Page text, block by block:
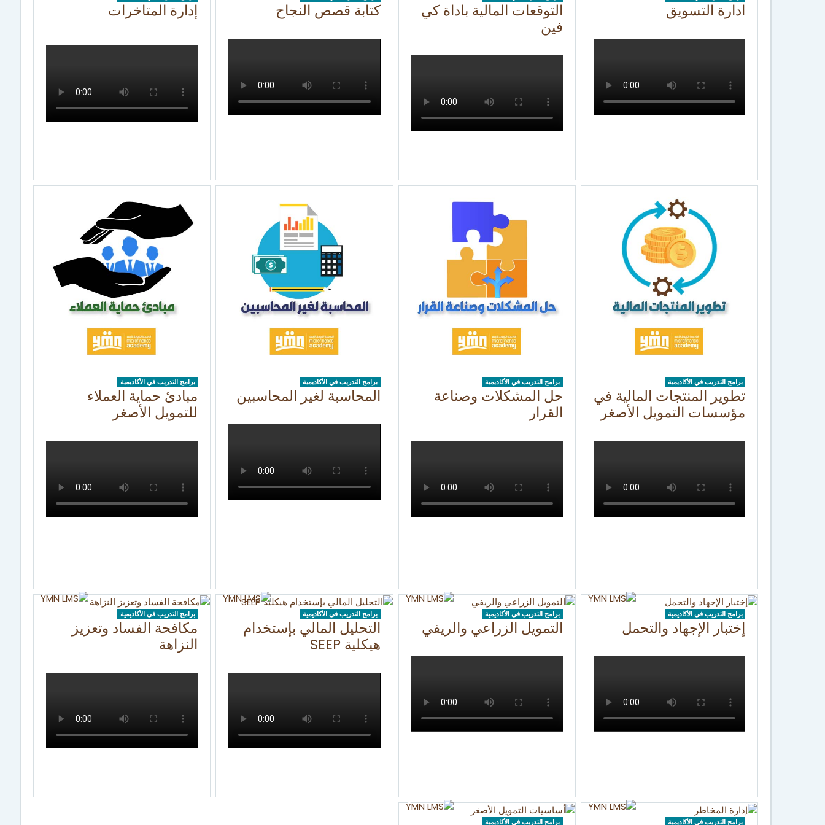
ادارة التسويق
التوقعات المالية باداة كي
فين
كتابة قصص النجاح إدارة المتاخرات
برامج التدريب في الأكاديمية
تطوير المنتجات المالية في
مؤسسات التمويل الأصغر
برامج التدريب في الأكاديمية
حل المشكلات وصناعة
القرار
برامج التدريب في الأكاديمية
المحاسبة لغير المحاسبين
برامج التدريب في الأكاديمية
مبادئ حماية العملاء
للتمويل الأصغر
برامج التدريب في الأكاديمية
إختبار الإجهاد والتحمل
برامج التدريب في الأكاديمية
التمويل الزراعي والريفي
برامج التدريب في الأكاديمية
التحليل المالي بإستخدام
هيكلية SEEP
برامج التدريب في الأكاديمية
مكافحة الفساد وتعزيز
النزاهة
برامج التدريب في الأكاديمية برامج التدريب في الأكاديمية